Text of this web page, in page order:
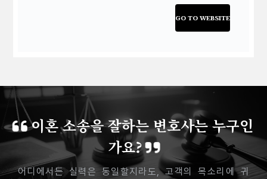
GO TO WEBSITE
이혼 소송을 잘하는 변호사는 누구인
가요?
어디에서든 실력은 동일할지라도, 고객의 목소리에 귀